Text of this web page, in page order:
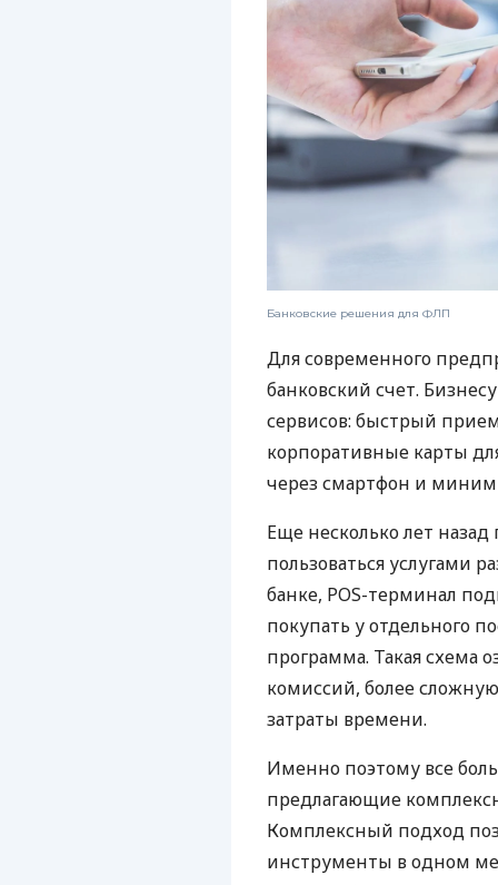
Банковские решения для ФЛП
Для современного
банковский счет.
сервисов: быстрый
корпоративные карты
через смартфон и
Еще несколько лет
пользоваться услугами
банке, POS-терминал
покупать у отдельного
программа. Такая схема
комиссий, более
затраты времени.
Именно поэтому все
предлагающие
Комплексный подход
инструменты в одном